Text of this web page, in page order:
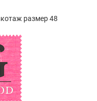
размер 48